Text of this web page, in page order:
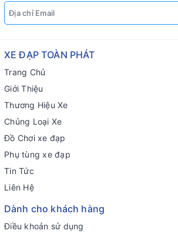
XE ĐẠP TOÀN PHÁT
Trang Chủ
Giới Thiệu
Thương Hiệu Xe
Chủng Loại Xe
Đồ Chơi xe đạp
Phụ tùng xe đạp
Tin Tức
Liên Hệ
Dành cho khách hàng
Điều khoản sử dụng